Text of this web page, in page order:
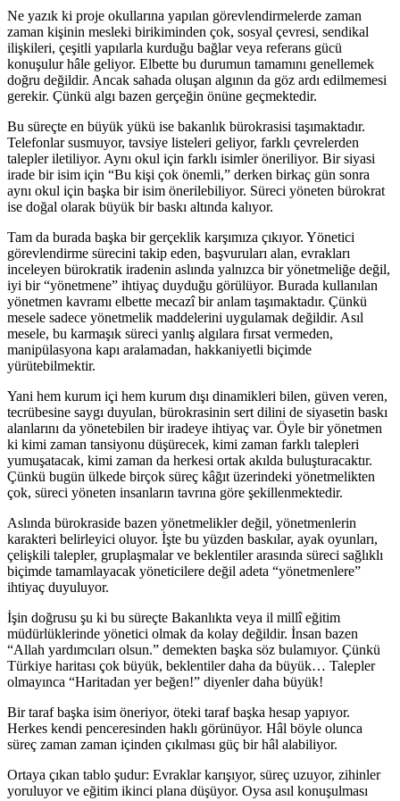
Ne yazık ki proje okullarına yapılan görevlendirmelerde zaman
zaman kişinin mesleki birikiminden çok, sosyal çevresi, sendikal
ilişkileri, çeşitli yapılarla kurduğu bağlar veya referans gücü
konuşulur hâle geliyor. Elbette bu durumun tamamını genellemek
doğru değildir. Ancak sahada oluşan algının da göz ardı edilmemesi
gerekir. Çünkü algı bazen gerçeğin önüne geçmektedir.
Bu süreçte en büyük yükü ise bakanlık bürokrasisi taşımaktadır.
Telefonlar susmuyor, tavsiye listeleri geliyor, farklı çevrelerden
talepler iletiliyor. Aynı okul için farklı isimler öneriliyor. Bir siyasi
irade bir isim için “Bu kişi çok önemli,” derken birkaç gün sonra
aynı okul için başka bir isim önerilebiliyor. Süreci yöneten bürokrat
ise doğal olarak büyük bir baskı altında kalıyor.
Tam da burada başka bir gerçeklik karşımıza çıkıyor. Yönetici
görevlendirme sürecini takip eden, başvuruları alan, evrakları
inceleyen bürokratik iradenin aslında yalnızca bir yönetmeliğe değil,
iyi bir “yönetmene” ihtiyaç duyduğu görülüyor. Burada kullanılan
yönetmen kavramı elbette mecazî bir anlam taşımaktadır. Çünkü
mesele sadece yönetmelik maddelerini uygulamak değildir. Asıl
mesele, bu karmaşık süreci yanlış algılara fırsat vermeden,
manipülasyona kapı aralamadan, hakkaniyetli biçimde
yürütebilmektir.
Yani hem kurum içi hem kurum dışı dinamikleri bilen, güven veren,
tecrübesine saygı duyulan, bürokrasinin sert dilini de siyasetin baskı
alanlarını da yönetebilen bir iradeye ihtiyaç var. Öyle bir yönetmen
ki kimi zaman tansiyonu düşürecek, kimi zaman farklı talepleri
yumuşatacak, kimi zaman da herkesi ortak akılda buluşturacaktır.
Çünkü bugün ülkede birçok süreç kâğıt üzerindeki yönetmelikten
çok, süreci yöneten insanların tavrına göre şekillenmektedir.
Aslında bürokraside bazen yönetmelikler değil, yönetmenlerin
karakteri belirleyici oluyor. İşte bu yüzden baskılar, ayak oyunları,
çelişkili talepler, gruplaşmalar ve beklentiler arasında süreci sağlıklı
biçimde tamamlayacak yöneticilere değil adeta “yönetmenlere”
ihtiyaç duyuluyor.
İşin doğrusu şu ki bu süreçte Bakanlıkta veya il millî eğitim
müdürlüklerinde yönetici olmak da kolay değildir. İnsan bazen
“Allah yardımcıları olsun.” demekten başka söz bulamıyor. Çünkü
Türkiye haritası çok büyük, beklentiler daha da büyük… Talepler
olmayınca “Haritadan yer beğen!” diyenler daha büyük!
Bir taraf başka isim öneriyor, öteki taraf başka hesap yapıyor.
Herkes kendi penceresinden haklı görünüyor. Hâl böyle olunca
süreç zaman zaman içinden çıkılması güç bir hâl alabiliyor.
Ortaya çıkan tablo şudur: Evraklar karışıyor, süreç uzuyor, zihinler
yoruluyor ve eğitim ikinci plana düşüyor. Oysa asıl konuşulması